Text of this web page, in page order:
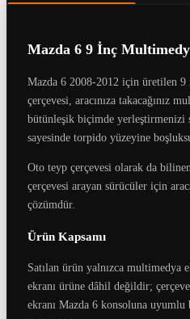
Mazda 6 9 İnç
Mazda 6 2008-2012 için üretilen 9
çerçevesi, aracınıza takacağınız
bütünleşik biçimde yerleştirmenizi
sayesinde torpido yüzeyine
Oto teyp çerçevesi olarak da
çerçevesi arayan sürücüler için
çözümdür.
Ürün Kapsamı
Satılan ürün yalnızca multimedya
ekranı ürüne dâhil değildir;
ekranı Mazda 6 konsoluna